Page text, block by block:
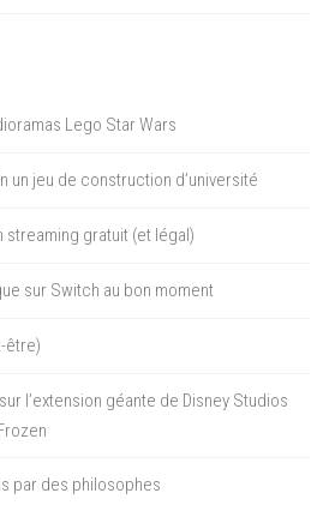
Lego Star Wars
un jeu de construction d’université
streaming gratuit (et légal)
sur Switch au bon moment
être)
l’extension géante de Disney Studios
par des philosophes